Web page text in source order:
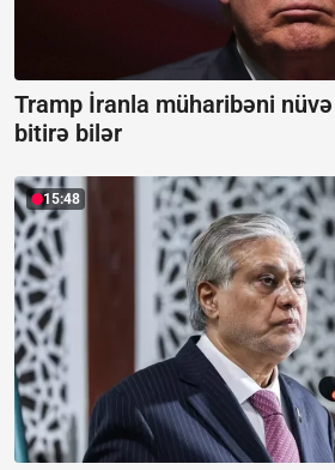
Tramp İranla müharibəni
bitirə bilər
15:48